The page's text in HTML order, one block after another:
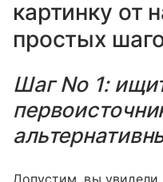
картинку от
простых
Шаг No 1: